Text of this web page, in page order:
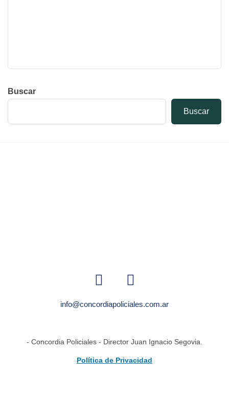
Buscar
Buscar
info@concordiapoliciales.com.ar
- Concordia Policiales - Director Juan Ignacio Segovia.
Política de Privacidad